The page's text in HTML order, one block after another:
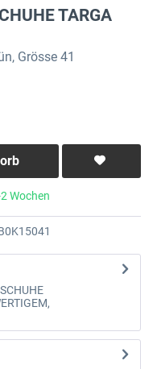
TARGA
Grösse 41
Wochen